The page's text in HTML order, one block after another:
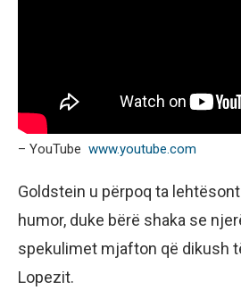
– YouTube www.youtube.com
Goldstein u përpoq ta
humor, duke bërë shaka se
spekulimet mjafton që dikush
Lopezit.